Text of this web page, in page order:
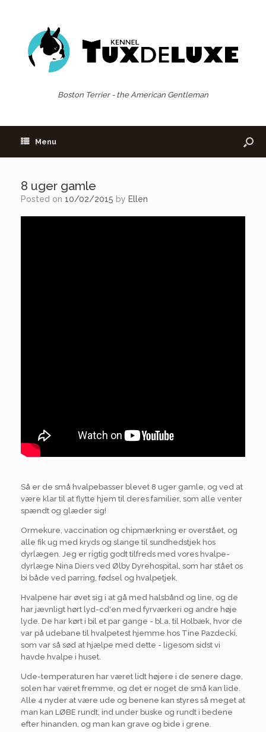
Boston Terrier - the American Gentleman
Menu
8 uger gamle
Posted on 10/02/2015 by Ellen
Så er de små hvalpebasser blevet 8 uger gamle, og ved at
være klar til at flytte hjem til deres familier, som alle venter
spændt og glæder sig!
Ormekure, vaccination og chipmærkning er overstået, og
alle fik ug med kryds og slange til sundhedstjek hos
dyrlægen. Jeg er rigtig godt tilfreds med vores hvalpe-
dyrlæge Nina Diers ved Ølby Dyrehospital, som har stået os
bi både ved parring, fødsel og hvalpetjek.
Hvalpene har øvet sig i at gå med halsbånd og line, og de
har jævnligt hørt lyd-cd'en med fyrværkeri og andre høje
lyde. De har kørt i bil et par gange - bl.a. til Holbæk, hvor de
var på udebane til hvalpetest hjemme hos Tine Pazdecki,
som var så sød at hjælpe med dette - ligesom sidst vi
havde hvalpe i huset.
Ude-temperaturen har været lidt højere i de senere dage,
solen har været fremme, og det er noget de små kan lide.
Alle 4 nyder at være ude og benene kan styres så meget at
man kan LØBE rundt, ind under buske og rundt i bedene
efter hinanden, og man kan grave og bide i grene.